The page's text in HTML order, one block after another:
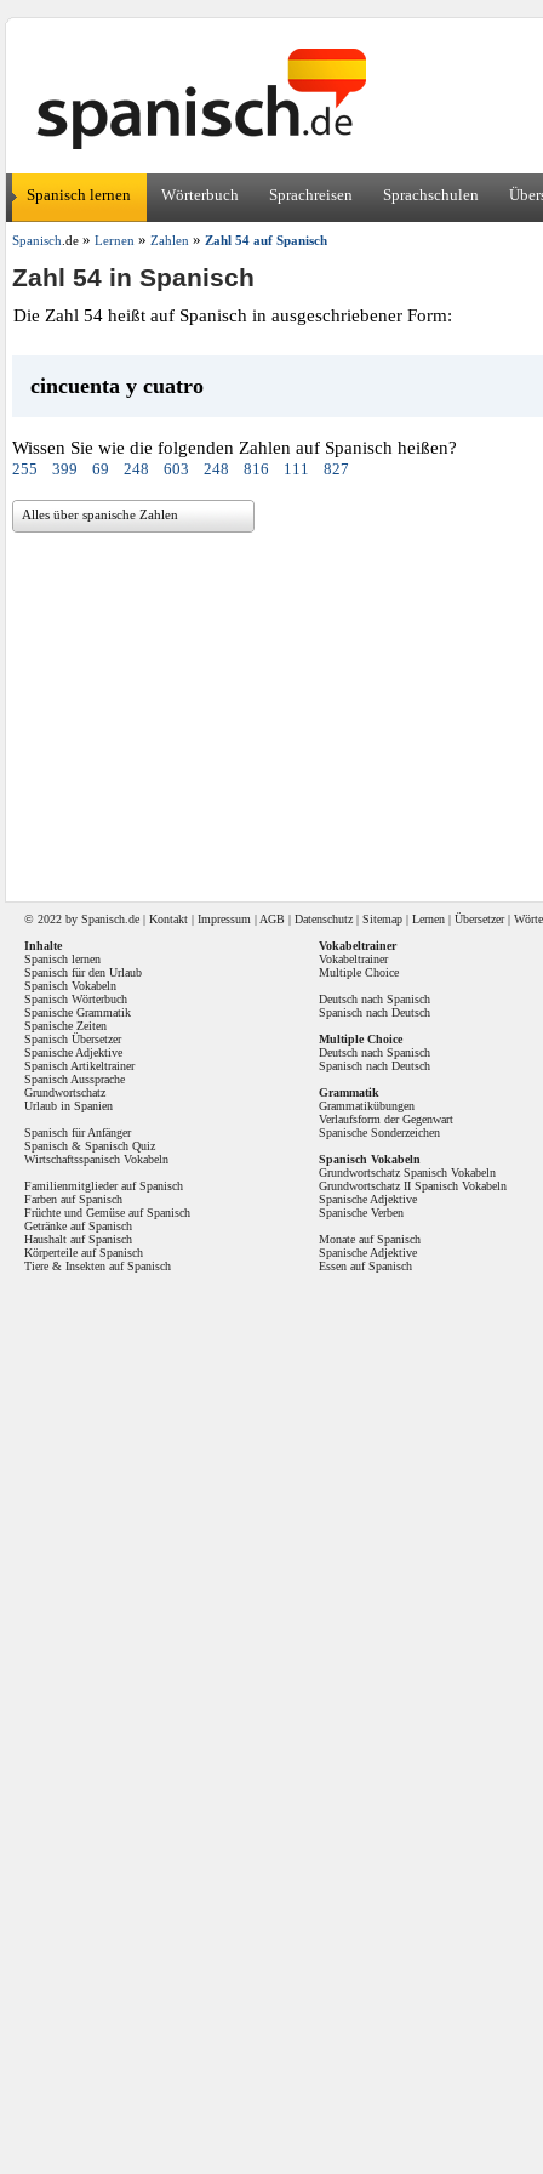
Spanisch lernen Wörterbuch Sprachreisen Sprachschulen
Spanisch .de» Lernen» Zahlen» Zahl 54 auf Spanisch
Zahl 54 in Spanisch
Die Zahl 54 heißt auf Spanisch in ausgeschriebener Form:
cincuenta y cuatro
Wissen Sie wie die folgenden Zahlen auf Spanisch heißen?
255 399 69 248 603 248 816 111 827
Alles über spanische Zahlen
© 2022 by Spanisch .de | Kontakt | Impressum | AGB | Datenschutz | Sitemap | Lernen | Übersetzer|
Inhalte
Spanisch lernen
Spanisch für den Urlaub
Spanisch Vokabeln
Spanisch Wörterbuch
Spanische Grammatik
Spanische Zeiten
Spanisch Übersetzer
Spanische Adjektive
Spanisch Artikeltrainer
Spanisch Aussprache
Grundwortschatz
Urlaub in Spanien
Spanisch für Anfänger
Spanisch & Spanisch Quiz
Wirtschaftsspanisch Vokabeln
Familienmitglieder auf Spanisch
Farben auf Spanisch
Früchte und Gemüse auf Spanisch
Getränke auf Spanisch
Haushalt auf Spanisch
Körperteile auf Spanisch
Tiere & Insekten auf Spanisch
Vokabeltrainer
Vokabeltrainer
Multiple Choice
Deutsch nach Spanisch
Spanisch nach Deutsch
Multiple Choice
Deutsch nach Spanisch
Spanisch nach Deutsch
Grammatik
Grammatikübungen
Verlaufsform der Gegenwart
Spanische Sonderzeichen
Spanisch Vokabeln
Grundwortschatz Spanisch Vokabeln
Grundwortschatz II Spanisch Vokabeln
Spanische Adjektive
Spanische Verben
Monate auf Spanisch
Spanische Adjektive
Essen auf Spanisch